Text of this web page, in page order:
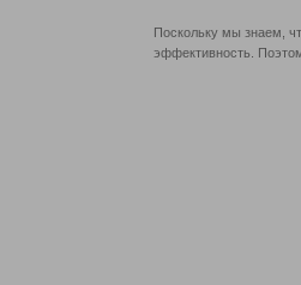
Поскольку мы знаем,
эффективность.